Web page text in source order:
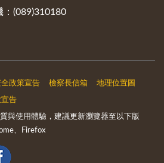
：(089)310180
全政策宣告 檢察長信箱 地理位置圖
宣告
與使用體驗，建議更新瀏覽器至以下版
、Firefox